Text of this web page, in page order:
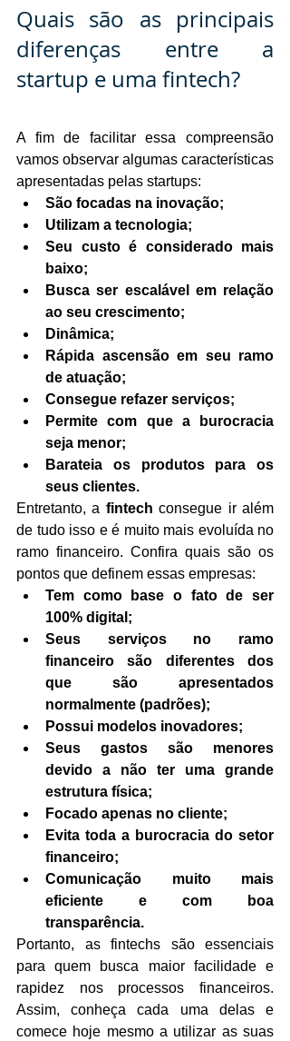
Quais são as principais
diferenças entre a
startup e uma fintech?
A fim de facilitar essa compreensão
vamos observar algumas características
apresentadas pelas startups:
São focadas na inovação;
Utilizam a tecnologia;
Seu custo é considerado mais
baixo;
Busca ser escalável em relação
ao seu crescimento;
Dinâmica;
Rápida ascensão em seu ramo
de atuação;
Consegue refazer serviços;
Permite com que a burocracia
seja menor;
Barateia os produtos para os
seus clientes.
Entretanto, a fintech consegue ir além
de tudo isso e é muito mais evoluída no
ramo financeiro. Confira quais são os
pontos que definem essas empresas:
Tem como base o fato de ser
100% digital;
Seus serviços no ramo
financeiro são diferentes dos
que são apresentados
normalmente (padrões);
Possui modelos inovadores;
Seus gastos são menores
devido a não ter uma grande
estrutura física;
Focado apenas no cliente;
Evita toda a burocracia do setor
financeiro;
Comunicação muito mais
eficiente e com boa
transparência.
Portanto, as fintechs são essenciais
para quem busca maior facilidade e
rapidez nos processos financeiros.
Assim, conheça cada uma delas e
comece hoje mesmo a utilizar as suas